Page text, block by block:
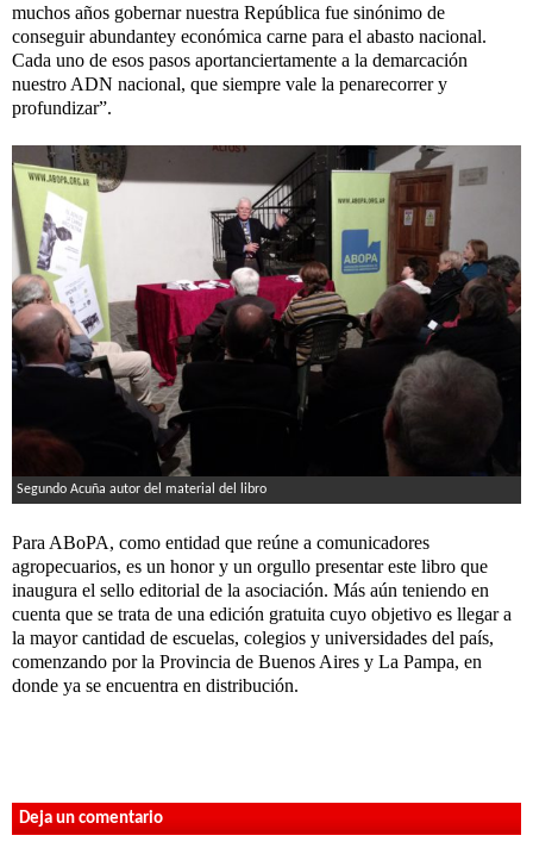
muchos años gobernar nuestra República fue sinónimo de
conseguir abundantey económica carne para el abasto nacional.
Cada uno de esos pasos aportanciertamente a la demarcación
nuestro ADN nacional, que siempre vale la penarecorrer y
profundizar”.
Segundo Acuña autor del material del libro
Para ABoPA, como entidad que reúne a comunicadores
agropecuarios, es un honor y un orgullo presentar este libro que
inaugura el sello editorial de la asociación. Más aún teniendo en
cuenta que se trata de una edición gratuita cuyo objetivo es llegar a
la mayor cantidad de escuelas, colegios y universidades del país,
comenzando por la Provincia de Buenos Aires y La Pampa, en
donde ya se encuentra en distribución.
Deja un comentario